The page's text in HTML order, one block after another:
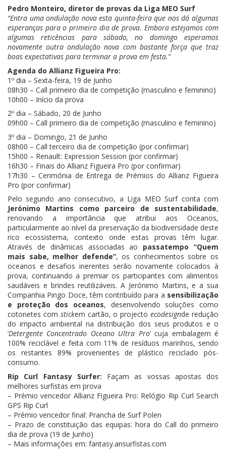
Pedro Monteiro, diretor de provas da Liga MEO Surf
“Entra uma ondulação nova esta quinta-feira que nos dá algumas
esperanças para o primeiro dia de prova. Embora estejamos com
algumas reticências para sábado, no domingo esperamos
novamente outra ondulação nova com bastante força que traz
boas expectativas para terminar a prova em festa.”
Agenda do Allianz Figueira Pro:
1º dia – Sexta-feira, 19 de Junho
08h30 – Call primeiro dia de competição (masculino e feminino)
10h00 – Início da prova
2º dia – Sábado, 20 de Junho
09h00 – Call primeiro dia de competição (masculino e feminino)
3º dia – Domingo, 21 de Junho
08h00 – Call terceiro dia de competição (por confirmar)
15h00 – Renault: Expression Session (por confirmar)
16h30 – Finais do Allianz Figueira Pro (por confirmar)
17h30 – Cerimónia de Entrega de Prémios do Allianz Figueira
Pro (por confirmar)
Pelo segundo ano consecutivo, a Liga MEO Surf conta com
Jerónimo Martins como parceiro de sustentabilidade,
renovando a importância que atribui aos Oceanos,
particularmente ao nível da preservação da biodiversidade deste
rico ecossistema, contexto onde estas provas têm lugar.
Através de dinâmicas associadas ao passatempo “Quem
mais sabe, melhor defende”, os conhecimentos sobre os
oceanos e desafios inerentes serão novamente colocados à
prova, continuando a premiar os participantes com alimentos
saudáveis e brindes reutilizáveis. A Jerónimo Martins, e a sua
Companhia Pingo Doce, têm contribuído para a sensibilização
e proteção dos oceanos, desenvolvendo soluções como
cotonetes com stickem cartão, o projectoecodesignde redução
do impacto ambiental na distribuição dos seus produtos e o
‘Detergente Concentrado Oceano Ultra Pro’ cuja embalagem é
100% reciclável e feita com 11% de resíduos marinhos, sendo
os restantes 89% provenientes de plástico reciclado pós-
consumo.
Rip Curl Fantasy Surfer: Façam as vossas apostas dos
melhores surfistas em prova
– Prémio vencedor Allianz Figueira Pro: Relógio Rip Curl Search
GPS Rip Curl
– Prémio vencedor final: Prancha de Surf Polen
– Prazo de constituição das equipas: hora do Call do primeiro
dia de prova (19 de Junho)
– Mais informações em: fantasy.ansurfistas.com